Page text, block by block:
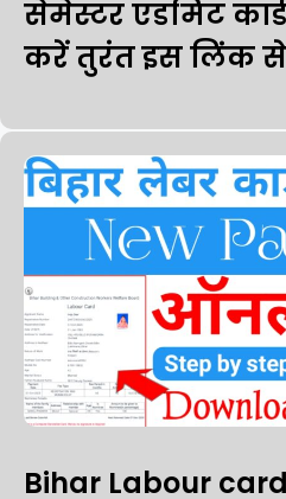
सेमेस्टर एडमिट
करें तुरंत इस लिंक
Bihar Labour